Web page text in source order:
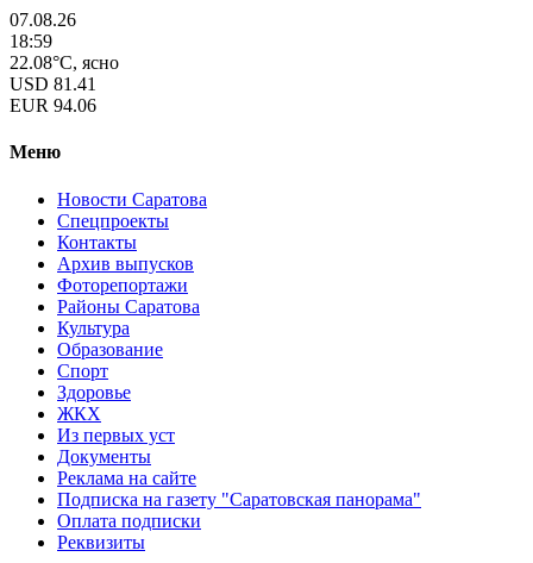
07.08.26
18:59
22.08°C, ясно
USD 81.41
EUR 94.06
Меню
Новости Саратова
Спецпроекты
Контакты
Архив выпусков
Фоторепортажи
Районы Саратова
Культура
Образование
Спорт
Здоровье
ЖКХ
Из пеpвых уст
Документы
Реклама на сайте
Подписка на газету "Саратовская панорама"
Оплата подписки
Реквизиты